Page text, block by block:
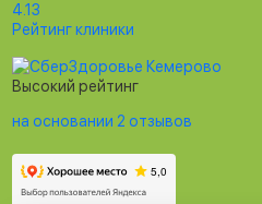
4.13
Рейтинг клиники
Высокий рейтинг
на основании 2 отзывов